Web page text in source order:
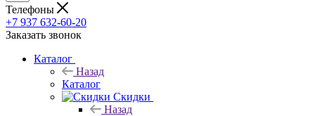
Телефоны
+7 937 632-60-20
Заказать звонок
Каталог
Назад
Каталог
Скидки
Назад